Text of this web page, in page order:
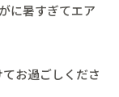
に暑すぎてエア
お過ごしくださ